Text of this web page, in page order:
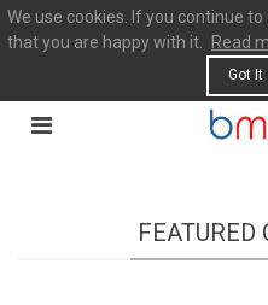
We use cookies. If you continue
that you are happy with it.
Read
Got It
FEATURED